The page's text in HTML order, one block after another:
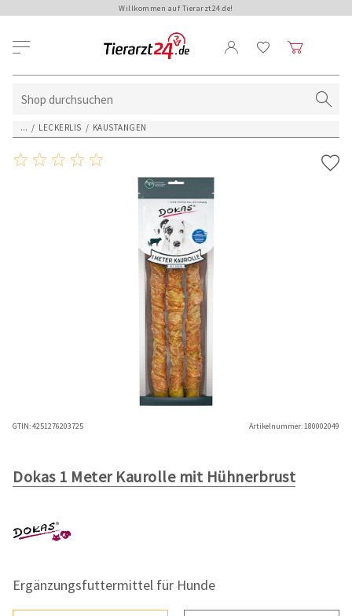
Willkommen auf Tierarzt24.de!
... / LECKERLIS / KAUSTANGEN
GTIN:4251276203725 Artikelnummer:180002049
Dokas 1 Meter Kaurolle mit Hühnerbrust
Ergänzungsfuttermittel für Hunde